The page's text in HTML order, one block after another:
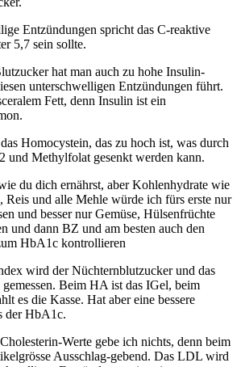
Entzündungen spricht das C-reaktive
5,7 sein sollte.
hat man auch zu hohe Insulin-
unterschwelligen Entzündungen führt.
Fett, denn Insulin ist ein
Homocystein, das zu hoch ist, was durch
und Methylfolat gesenkt werden kann.
du dich ernährst, aber Kohlenhydrate wie
und alle Mehle würde ich fürs erste nur
und besser nur Gemüse, Hülsenfrüchte
und dann BZ und am besten auch den
HbA1c kontrollieren
wird der Nüchternblutzucker und das
Beim HA ist das IGel, beim
es die Kasse. Hat aber eine bessere
der HbA1c.
Werte gebe ich nichts, denn beim
Ausschlag-gebend. Das LDL wird